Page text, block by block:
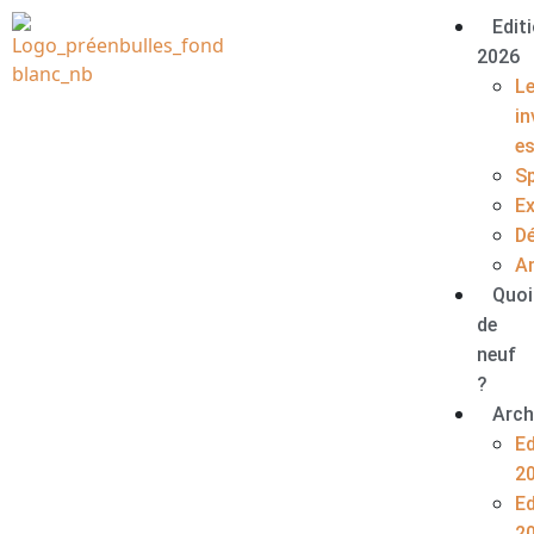
2026
Quoi
de
neuf
?